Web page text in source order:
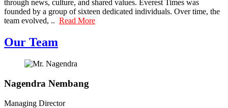
through news, culture, and shared values. Everest Times was
founded by a group of sixteen dedicated individuals. Over time, the
team evolved, .. Read More
Our Team
Nagendra Nembang
Managing Director